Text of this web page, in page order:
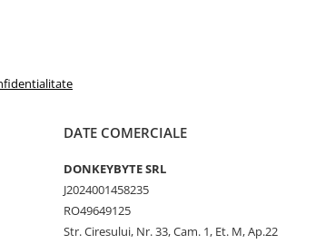
DATE COMERCIALE
DONKEYBYTE SRL
J2024001458235
RO49649125
Str. Ciresului, Nr. 33, Cam. 1, Et. M, Ap.22